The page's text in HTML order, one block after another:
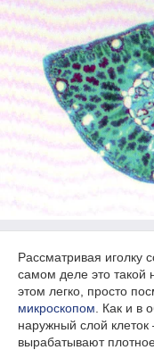
Рассматривая иголку
самом деле это такой
этом легко, просто
микроскопом . Как и в
наружный слой
вырабатывают